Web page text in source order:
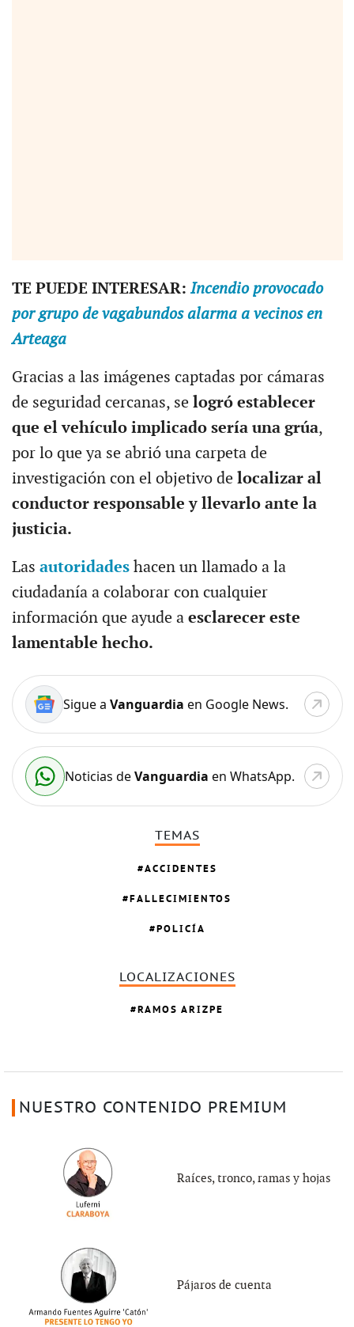
TE PUEDE INTERESAR: Incendio provocado
por grupo de vagabundos alarma a vecinos en
Arteaga
Gracias a las imágenes captadas por cámaras
de seguridad cercanas, se logró establecer
que el vehículo implicado sería una grúa,
por lo que ya se abrió una carpeta de
investigación con el objetivo de localizar al
conductor responsable y llevarlo ante la
justicia.
Las autoridadeshacen un llamado a la
ciudadanía a colaborar con cualquier
información que ayude aesclarecer este
lamentable hecho.
Sigue a Vanguardia en Google News.
Noticias deVanguardia en WhatsApp.
TEMAS
ACCIDENTES
FALLECIMIENTOS
POLICÍA
LOCALIZACIONES
RAMOS ARIZPE
NUESTRO CONTENIDO PREMIUM
Raíces, tronco, ramas y hojas
Pájaros de cuenta